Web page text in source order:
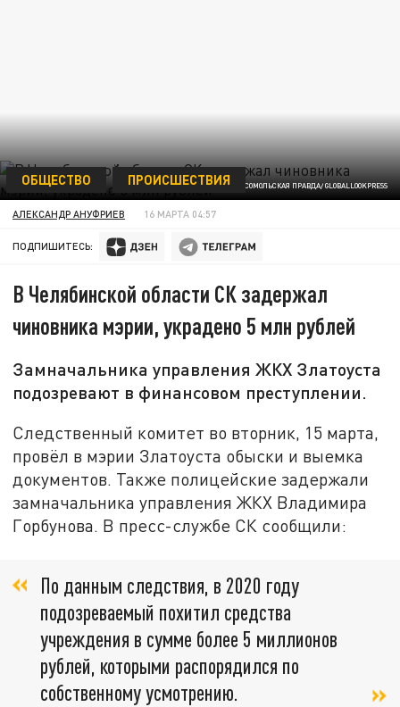
ФОТО: КОМСОМОЛЬСКАЯ ПРАВДА/ GLOBALLOOKPRESS
ОБЩЕСТВО ПРОИСШЕСТВИЯ
АЛЕКСАНДР АНУФРИЕВ 16 МАРТА 04:57
ПОДПИШИТЕСЬ:
В Челябинской области СК задержал
чиновника мэрии, украдено 5 млн рублей
Замначальника управления ЖКХ Златоуста
подозревают в финансовом преступлении.
Следственный комитет во вторник, 15 марта,
провёл в мэрии Златоуста обыски и выемка
документов. Также полицейские задержали
замначальника управления ЖКХ Владимира
Горбунова. В пресс-службе СК сообщили:
По данным следствия, в 2020 году
подозреваемый похитил средства
учреждения в сумме более 5 миллионов
рублей, которыми распорядился по
собственному усмотрению.